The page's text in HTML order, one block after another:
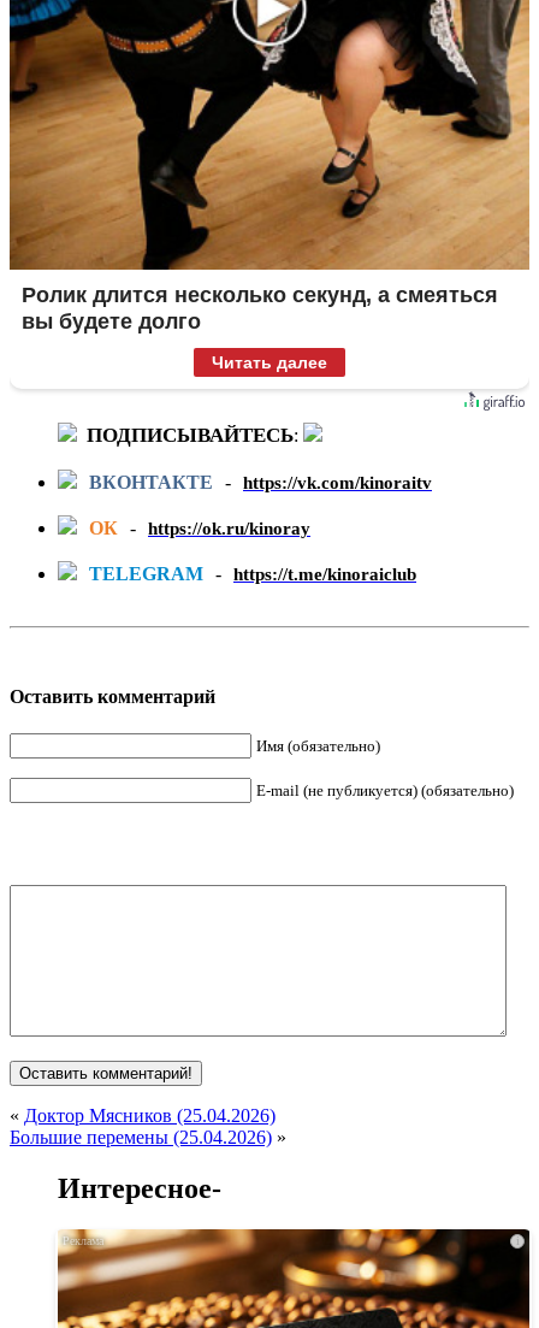
Ролик длится несколько секунд, а смеяться
вы будете долго
Читать далее
ПОДПИСЫВАЙТЕСЬ:
ВКОНТАКТЕ - https://vk.com/kinoraitv
ОК - https://ok.ru/kinoray
TELEGRAM - https://t.me/kinoraiclub
Оставить комментарий
Имя (обязательно)
E-mail (не публикуется) (обязательно)
« Доктор Мясников (25.04.2026)
Большие перемены (25.04.2026) »
Интересное-
i